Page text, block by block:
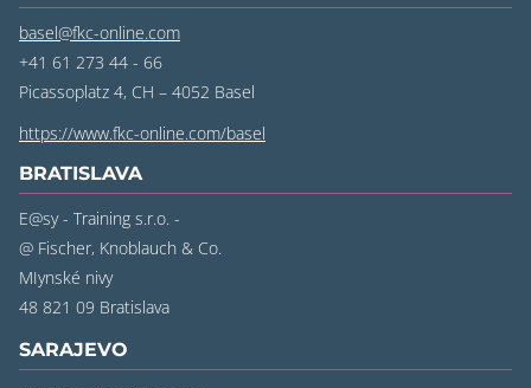
basel@fkc-online.com
+41 61 273 44 - 66
Picassoplatz 4, CH – 4052 Basel
https://www.fkc-online.com/basel
BRATISLAVA
E@sy - Training s.r.o. -
@ Fischer, Knoblauch & Co.
MIynské nivy
48 821 09 Bratislava
SARAJEVO